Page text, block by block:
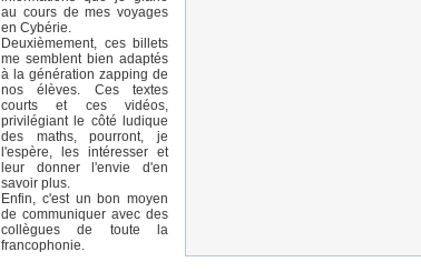
au cours de mes voyages
en Cybérie.
Deuxièmement, ces billets
me semblent bien adaptés
à la génération zapping de
nos élèves. Ces textes
courts et ces vidéos,
privilégiant le côté ludique
des maths, pourront, je
l'espère, les intéresser et
leur donner l'envie d'en
savoir plus.
Enfin, c'est un bon moyen
de communiquer avec des
collègues de toute la
francophonie.